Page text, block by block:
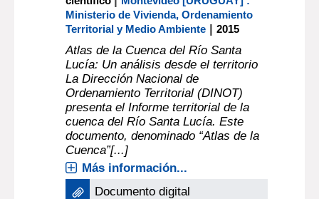
Ministerio de Vivienda, Ordenamiento
Territorial y Medio Ambiente |2015
Atlas de la Cuenca del Río Santa
Lucía: Un análisis desde el territorio
La Dirección Nacional de
Ordenamiento Territorial (DINOT)
presenta el Informe territorial de la
cuenca del Río Santa Lucía. Este
documento, denominado “Atlas de la
Cuenca”[...]
Más información...
Documento digital